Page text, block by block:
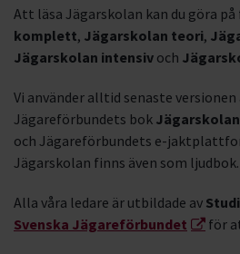
Att läsa Jägarskolan kan du göra
komplett, Jägarskolan teori,
Jägarskolan intensiv och
Vi använder alltid senaste versionen
Jägareförbundets bok Jägarskolan
och Jägareförbundets e-
Jägarskolan finns även som ljudbok.
Alla våra ledare är utbildade av
Svenska Jägareförbundet
för